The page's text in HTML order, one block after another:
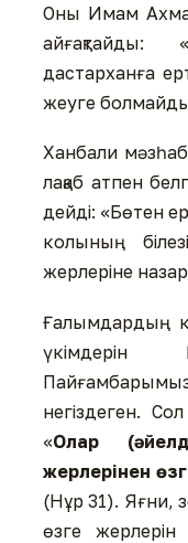
Оны Имам
айғақтайды:
дастарханға
жеуге болмайды.
Ханбали
лақаб атпен
дейді: «Бөтен
колының
жерлеріне
Ғалымдардың
негіздеген.
«Олар
жерлерінен
(Нұр 31). Яғни,
өзге